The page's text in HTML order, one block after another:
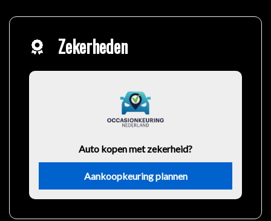
Zekerheden
Auto kopen met zekerheid?
Aankoopkeuring plannen